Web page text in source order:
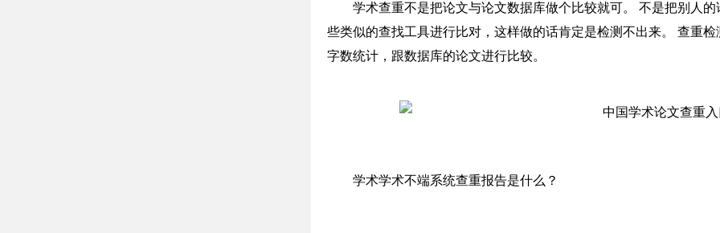
学术查重不是把论文与论文数据库做个比较就可。 不是把别人
些类似的查找工具进行比对，这样做的话肯定是检测不出来。 查重
字数统计，跟数据库的论文进行比较。
学术学术不端系统查重报告是什么？